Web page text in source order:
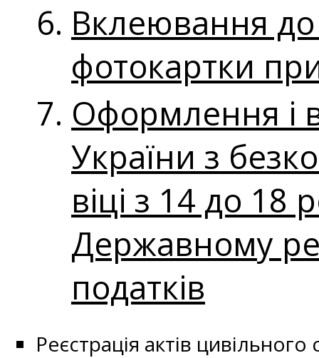
Вклеювання
фотокартки
Оформлення і
України з
віці з 14 до 18
Державному
податків
Реєстрація актів цивільного